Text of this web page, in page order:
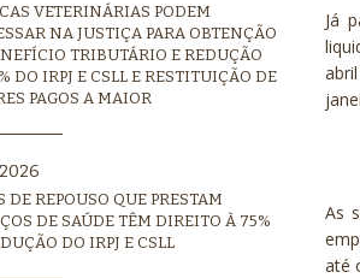
VETERINÁRIAS PODEM
NA JUSTIÇA PARA OBTENÇÃO
TRIBUTÁRIO E REDUÇÃO
DO IRPJ E CSLL E RESTITUIÇÃO DE
PAGOS A MAIOR
DE REPOUSO QUE PRESTAM
DE SAÚDE TÊM DIREITO À 75%
DO IRPJ E CSLL
Já
As
até